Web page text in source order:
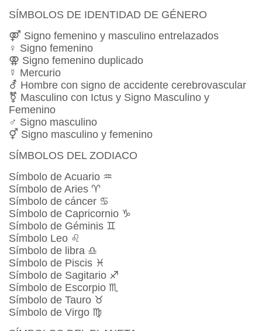
SÍMBOLOS DE IDENTIDAD DE GÉNERO
⚤ Signo femenino y masculino entrelazados
♀ Signo femenino
⚢ Signo femenino duplicado
☿ Mercurio
⚦ Hombre con signo de accidente cerebrovascular
⚧ Masculino con Ictus y Signo Masculino y
Femenino
♂ Signo masculino
⚥ Signo masculino y femenino
SÍMBOLOS DEL ZODIACO
Símbolo de Acuario ♒
Símbolo de Aries ♈
Símbolo de cáncer ♋
Símbolo de Capricornio ♑
Símbolo de Géminis ♊
Símbolo Leo ♌
Símbolo de libra ♎
Símbolo de Piscis ♓
Símbolo de Sagitario ♐
Símbolo de Escorpio ♏
Símbolo de Tauro ♉
Símbolo de Virgo ♍